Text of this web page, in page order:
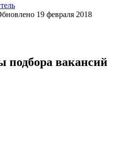
19 февраля 2018
вакансий